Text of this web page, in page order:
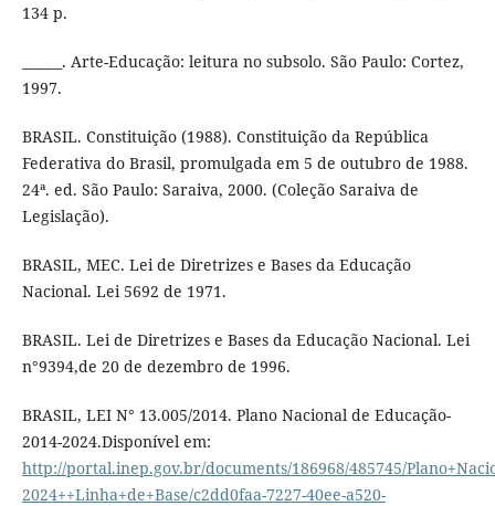
134 p.
______. Arte-Educação: leitura no subsolo. São Paulo: Cortez,
1997.
BRASIL. Constituição (1988). Constituição da República
Federativa do Brasil, promulgada em 5 de outubro de 1988.
24ª. ed. São Paulo: Saraiva, 2000. (Coleção Saraiva de
Legislação).
BRASIL, MEC. Lei de Diretrizes e Bases da Educação
Nacional. Lei 5692 de 1971.
BRASIL. Lei de Diretrizes e Bases da Educação Nacional. Lei
n°9394,de 20 de dezembro de 1996.
BRASIL, LEI N° 13.005/2014. Plano Nacional de Educação-
2014-2024.Disponível em:
http://portal.inep.gov.br/documents/186968/485745/
2024++Linha+de+Base/c2dd0faa-7227-40ee-a520-